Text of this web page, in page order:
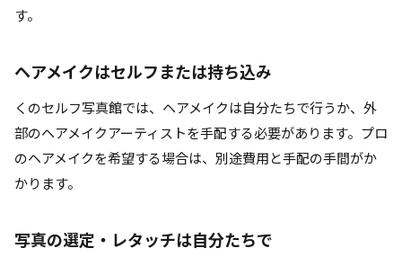
す。
ヘアメイクはセルフまたは持ち込み
くのセルフ写真館では、ヘアメイクは自分たちで行うか、外
部のヘアメイクアーティストを手配する必要があります。プロ
のヘアメイクを希望する場合は、別途費用と手配の手間がか
かります。
写真の選定・レタッチは自分たちで